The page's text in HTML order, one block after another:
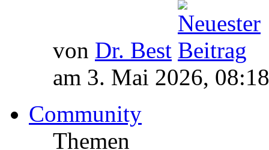
von Dr. Best
am 3. Mai 2026, 08:18
Community
Themen